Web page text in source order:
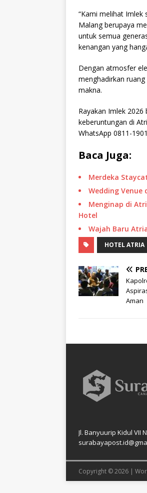
“Kami melihat Imlek
Malang berupaya
untuk semua
kenangan yang
Dengan atmosfer
menghadirkan
makna.
Rayakan Imlek
keberuntungan di
WhatsApp 0811-
Baca Juga:
Merdeka
Wedding Venue
Menginap di
Hotel
Wajah Baru
HOTEL ATRIA
Aman
Jl. Banyuurip Kidul VII
Copyright © 2026 |